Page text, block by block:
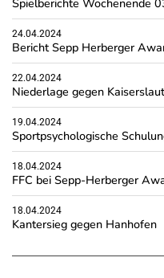
Spielberichte Wochenende
24.04.2024
Bericht Sepp Herberger
22.04.2024
Niederlage gegen
19.04.2024
Sportpsychologische
18.04.2024
FFC bei Sepp-Herberger
18.04.2024
Kantersieg gegen Hanhofen